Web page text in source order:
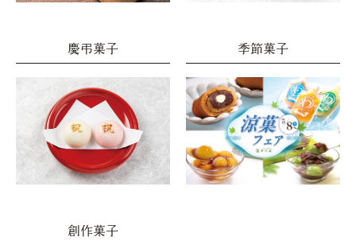
慶弔菓子 季節菓子
創作菓子